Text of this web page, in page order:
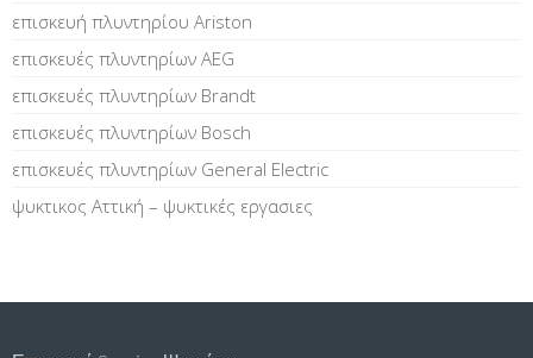
επισκευή πλυντηρίου Ariston
επισκευές πλυντηρίων AEG
επισκευές πλυντηρίων Brandt
επισκευές πλυντηρίων Bosch
επισκευές πλυντηρίων General Electric
ψυκτικος Αττική – ψυκτικές εργασιες